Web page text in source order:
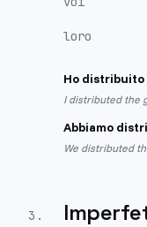
loro
Ho distribuito
I distributed the
Abbiamo
We distributed
3 .